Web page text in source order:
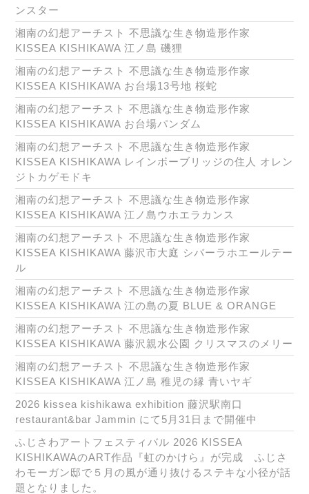
ンスター
湘南の幻想アーチスト 不思議な生き物造形作家
KISSEA KISHIKAWA 江ノ島 磯狸
湘南の幻想アーチスト 不思議な生き物造形作家
KISSEA KISHIKAWA お台場13号地 桜蛇
湘南の幻想アーチスト 不思議な生き物造形作家
KISSEA KISHIKAWA お台場パンダム
湘南の幻想アーチスト 不思議な生き物造形作家
KISSEA KISHIKAWA レインボーブリッジの住人 オレン
ジトカゲモドキ
湘南の幻想アーチスト 不思議な生き物造形作家
KISSEA KISHIKAWA 江ノ島ウホエラカンス
湘南の幻想アーチスト 不思議な生き物造形作家
KISSEA KISHIKAWA 藤沢市大庭 シバーラホエールテー
ル
湘南の幻想アーチスト 不思議な生き物造形作家
KISSEA KISHIKAWA 江の島の夏 BLUE & ORANGE
湘南の幻想アーチスト 不思議な生き物造形作家
KISSEA KISHIKAWA 藤沢親水公園 クリスマスのメリー
湘南の幻想アーチスト 不思議な生き物造形作家
KISSEA KISHIKAWA 江ノ島 稚児の縁 青いヤギ
2026 kissea kishikawa exhibition 藤沢駅南口
restaurant&bar Jammin にて5月31日まで開催中
ふじさわアートフェスティバル 2026 KISSEA
KISHIKAWAのART作品『虹のかけら』が完成 ふじさ
わモーガン邸で５月の風が通り抜けるステキな小径が話
題となりました。